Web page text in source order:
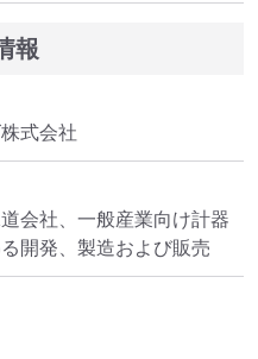
報
式会社
会社、一般産業向け計器
開発、製造および販売